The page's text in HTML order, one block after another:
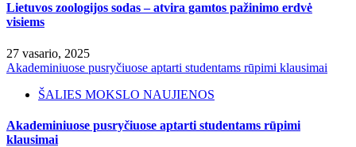
Lietuvos zoologijos sodas – atvira gamtos pažinimo erdvė
visiems
27 vasario, 2025
Akademiniuose pusryčiuose aptarti studentams rūpimi klausimai
ŠALIES MOKSLO NAUJIENOS
Akademiniuose pusryčiuose aptarti studentams rūpimi
klausimai